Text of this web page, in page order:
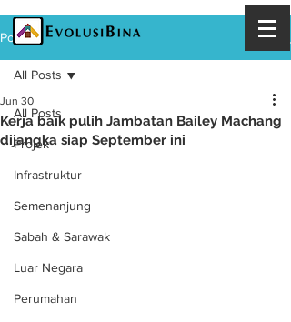
Post
All Posts
Projek
Infrastruktur
Semenanjung
Sabah & Sarawak
Luar Negara
Perumahan
All Posts
Kerja baik pulih Jambatan Bailey Machang
dijangka siap September ini
Jun 30